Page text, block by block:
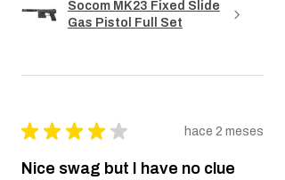
Socom MK23 Fixed Slide
Gas Pistol Full Set
★ ★ ★ ★ ★ hace 2 meses
Nice swag but I have no clue